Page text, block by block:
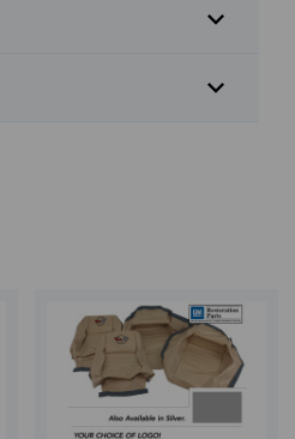
expand_more
expand_more